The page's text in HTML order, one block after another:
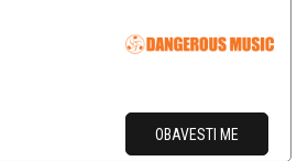
OBAVESTI ME